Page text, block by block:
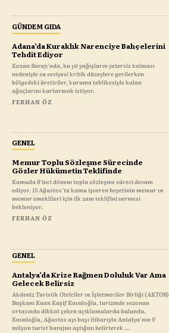
GÜNDEM GIDA
Adana’da Kuraklık Narenciye Bahçelerini
Tehdit Ediyor
Kozan Barajı'nda, bu yıl yağışların yetersiz kalması
nedeniyle su seviyesi kritik düzeylere gerilerken
bölgedeki üreticiler, kuruma tehlikesiyle kalan
ağaçlarını kurtarmak istiyor.
FERHAN ÖZ
GENEL
Memur Toplu Sözleşme Sürecinde
Gözler Hükümetin Teklifinde
Kamuda 8'inci dönem toplu sözleşme süreci devam
ediyor. 15 Ağustos'ta kamu işveren heyetinin memur ve
memur emeklileri için ilk zam teklifini vermesi
bekleniyor.
FERHAN ÖZ
GENEL
Antalya’da Krize Rağmen Doluluk Var Ama
Gelecek Belirsiz
Akdeniz Turistik Otelciler ve İşletmeciler Birliği (AKTOB)
Başkanı Kaan Kaşif Kavaloğlu, turizmde sezonun
ortasında dikkat çeken açıklamalarda bulundu.
Kavaloğlu, Ağustos ayı başı itibarıyla Antalya'nın 9
milyon turist barajını aştığını belirterek ...